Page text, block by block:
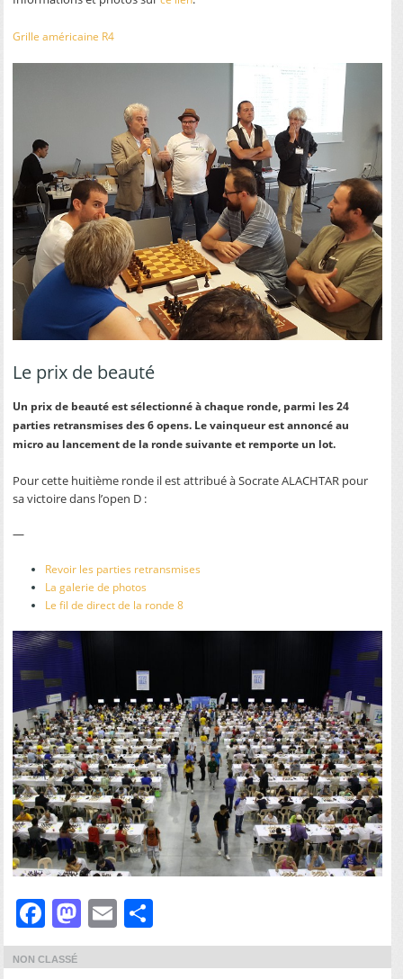
Grille américaine R4
Le prix de beauté
Un prix de beauté est sélectionné à chaque ronde, parmi les 24
parties retransmises des 6 opens. Le vainqueur est annoncé au
micro au lancement de la ronde suivante et remporte un lot.
Pour cette huitième ronde il est attribué à Socrate ALACHTAR pour
sa victoire dans l’open D :
—
Revoir les parties retransmises
La galerie de photos
Le fil de direct de la ronde 8
FacebookMastodonEmail
NON CLASSÉ